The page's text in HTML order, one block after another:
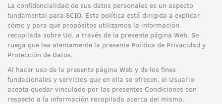
La confidencialidad de sus datos personales es un aspecto
fundamental para SCIO. Esta política está dirigida a explicar
cómo y para qué propósitos utilizamos la información
recopilada sobre Ud. a través de la presente página Web. Se
ruega que lea atentamente la presente Política de Privacidad y
Protección de Datos.
Al hacer uso de la presente página Web y de los fines
fundacionales y servicios que en ella se ofrecen, el Usuario
acepta quedar vinculado por las presentes Condiciones con
respecto a la información recopilada acerca del mismo.